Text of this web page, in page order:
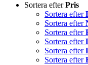
Sortera efterPris
Sortera efter
Sortera efter
Sortera efter
Sortera efter
Sortera efter
Sortera efter